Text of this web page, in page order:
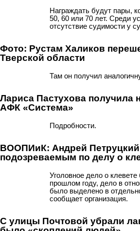
Награждать будут пары,
50, 60 или 70 лет. Среди
отсутствие судимости у
Фото: Рустам Халиков
Тверской области
Там он получил
Лариса Пастухова получила
АФК «Система»
Подробности.
ВООПИиК: Андрей Петруцкий
подозреваемым по делу о
Уголовное дело о
прошлом году, дело в
было выделено в
сообщает организация.
С улицы Почтовой убрали